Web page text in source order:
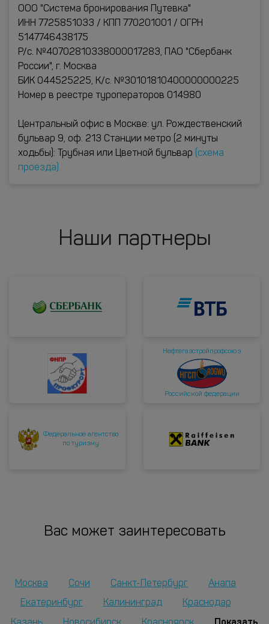
ООО "Система бронирования Путевка"
ИНН 7725851033 / КПП 770201001 / ОГРН
5147746438175
Р/с. №40702810338000017283, ПАО "Сбербанк
России", г. Москва
БИК 044525225, К/с. №30101810400000000225
Номер в реестре туроператоров 014980
Центральный офис в Москве: ул. Рождественский
бульвар 9, оф. 213 Станции метро (2 минуты
ходьбы): Трубная или Цветной бульвар
(схема
проезда)
Наши партнеры
Нефтегазстройпрофсоюз
Российской федерации
Федеральное агентство
по туризму
Вас может заинтересовать
Москва Сочи Санкт-Петербург
Анапа
Екатеринбург
Калининград Краснодар